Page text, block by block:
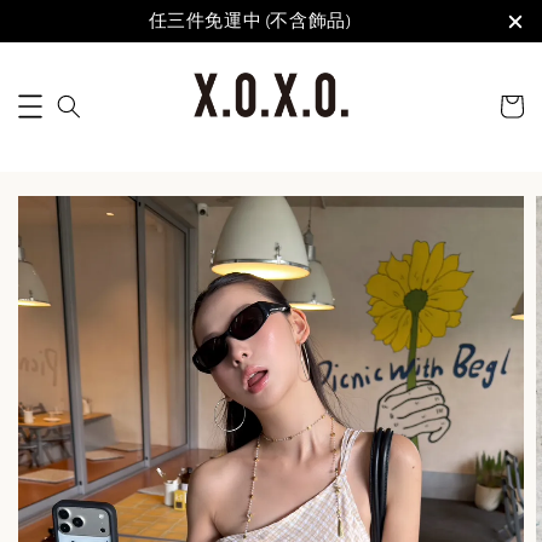
任三件免運中 (不含飾品)